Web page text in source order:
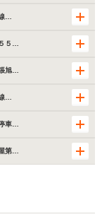
…
５…
旭…
…
車…
第…